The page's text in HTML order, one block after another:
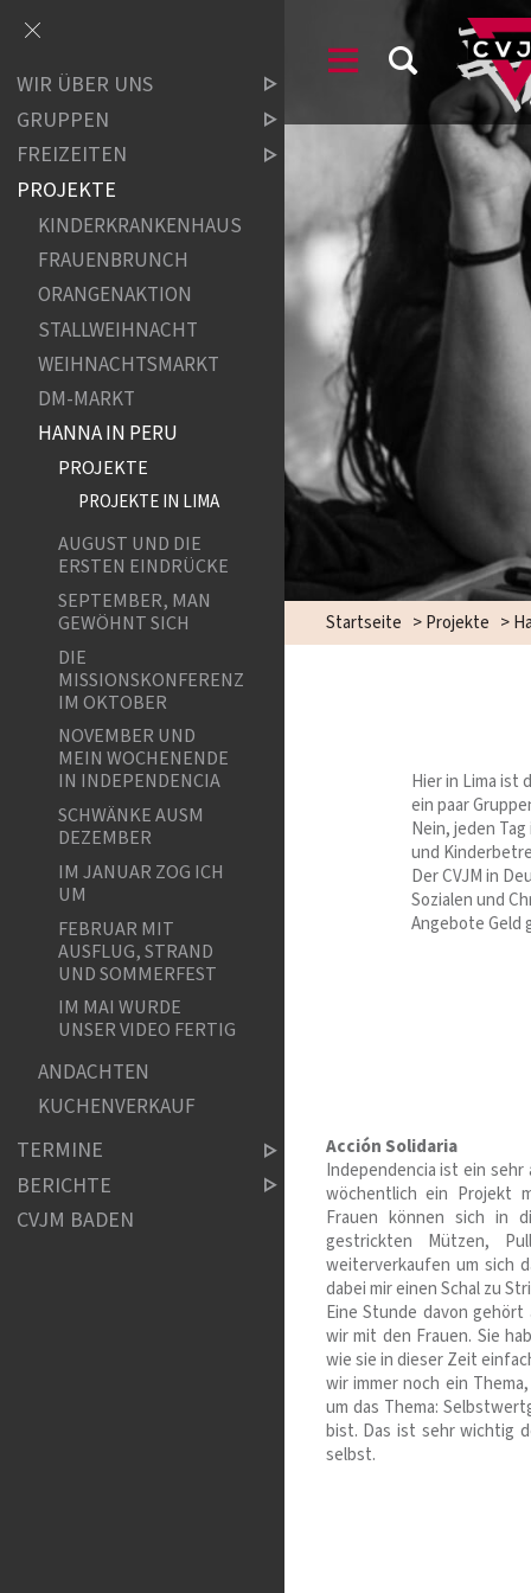
Startseite >Projekte >
Hier in Lima ist
ein paar
Nein, jeden
und
Der CVJM in
Sozialen und
Angebote Geld
Acción Solidaria
Independencia ist ein sehr
wöchentlich ein Projekt
Frauen können sich in
gestrickten Mützen,
weiterverkaufen um sich
dabei mir einen Schal zu
Eine Stunde davon
wir mit den Frauen. Sie
wie sie in dieser Zeit
wir immer noch ein
um das Thema:
bist. Das ist sehr wichtig
selbst.
WIR ÜBER UNS
GRUPPEN
FREIZEITEN
PROJEKTE
KINDERKRANKENHAUS
FRAUENBRUNCH
ORANGENAKTION
STALLWEIHNACHT
WEIHNACHTSMARKT
DM-MARKT
HANNA IN PERU
PROJEKTE
PROJEKTE IN LIMA
AUGUST UND DIE
ERSTEN EINDRÜCKE
SEPTEMBER, MAN
GEWÖHNT SICH
DIE
MISSIONSKONFERENZ
IM OKTOBER
NOVEMBER UND
MEIN WOCHENENDE
IN INDEPENDENCIA
SCHWÄNKE AUSM
DEZEMBER
IM JANUAR ZOG ICH
UM
FEBRUAR MIT
AUSFLUG, STRAND
UND SOMMERFEST
IM MAI WURDE
UNSER VIDEO FERTIG
ANDACHTEN
KUCHENVERKAUF
TERMINE
BERICHTE
CVJM BADEN